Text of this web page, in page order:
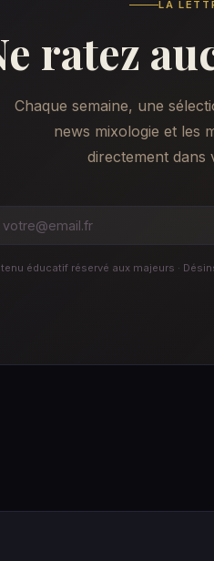
LA
ratez
Chaque semaine, une
news mixologie et les
directement dans
éducatif réservé aux majeurs ·